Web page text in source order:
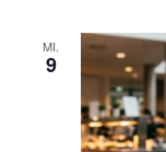
MI.
9